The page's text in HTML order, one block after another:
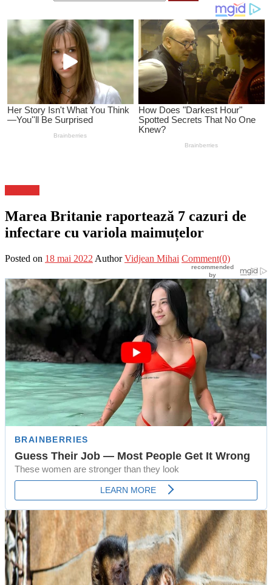
Marea Britanie raportează 7 cazuri de
infectare cu variola maimuțelor
Posted on 18 mai 2022 Author Vidjean Mihai Comment(0)